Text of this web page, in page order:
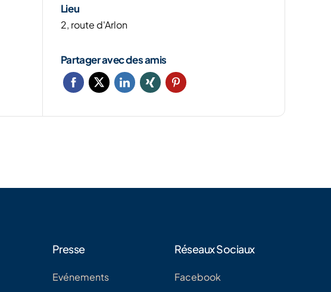
Lieu
2, route d'Arlon
Partager avec des amis
Presse
Evénements
Réseaux Sociaux
Facebook